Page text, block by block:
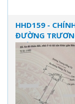
HHD159 -
ĐƯỜNG
PHÒNG